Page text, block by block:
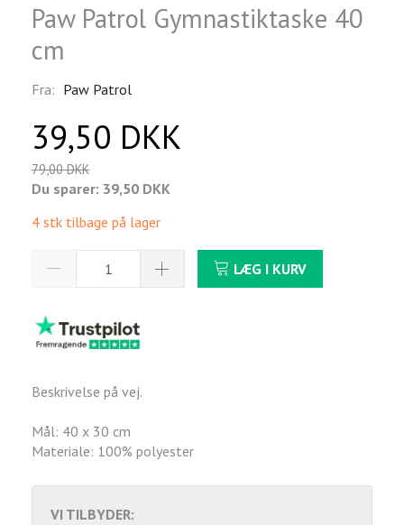
Paw Patrol Gymnastiktaske 40
cm
Fra: Paw Patrol
39,50 DKK
79,00 DKK
Du sparer: 39,50 DKK
4 stk tilbage på lager
LÆG I KURV
Beskrivelse på vej.
Mål: 40 x 30 cm
Materiale: 100% polyester
VI TILBYDER: